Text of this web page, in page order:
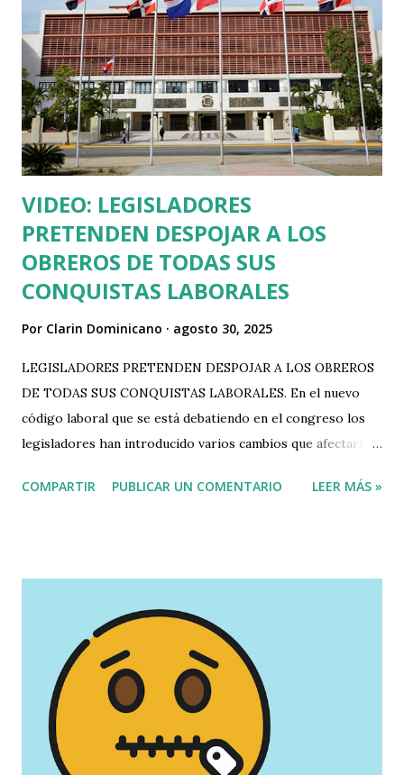
VIDEO: LEGISLADORES
PRETENDEN DESPOJAR A LOS
OBREROS DE TODAS SUS
CONQUISTAS LABORALES
Por Clarin Dominicano agosto 30, 2025
LEGISLADORES PRETENDEN DESPOJAR A LOS OBREROS
DE TODAS SUS CONQUISTAS LABORALES. En el nuevo
código laboral que se está debatiendo en el congreso los
legisladores han introducido varios cambios que afectarían
dominicanos. Entre estos cambios están: La eliminación de
Rodríguez: ¿Una reforma laboral complaciente para los
empresarios? 📻 Sintoniza Panorama 96.9 FM 📞 Cabina:
809-472-9696 | +1-833-706-8434 (Internacional) 🌐 Visítanos:
https://t.co/HdOmTVEM6M 📺 En vivo por VTV Canal 32
(Wind, Altice, Claro TV) pic.twitter.com/EYqFlZoKZo —
Panorama FM (@Panoramafm_do) August 29, 2025
COMPARTIR PUBLICAR UN COMENTARIO LEER MÁS »